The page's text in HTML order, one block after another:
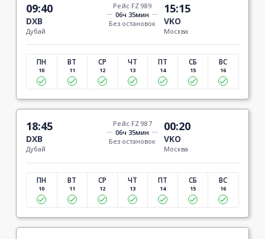
09:40
DXB
Дубай
Рейс FZ 989
06ч 35мин
Без остановок
15:15
VKO
Москва
ПН
10
ВТ
11
СР
12
ЧТ
13
ПТ
14
СБ
15
ВС
16
18:45
DXB
Дубай
Рейс FZ 987
06ч 35мин
Без остановок
00:20
VKO
Москва
ПН
10
ВТ
11
СР
12
ЧТ
13
ПТ
14
СБ
15
ВС
16